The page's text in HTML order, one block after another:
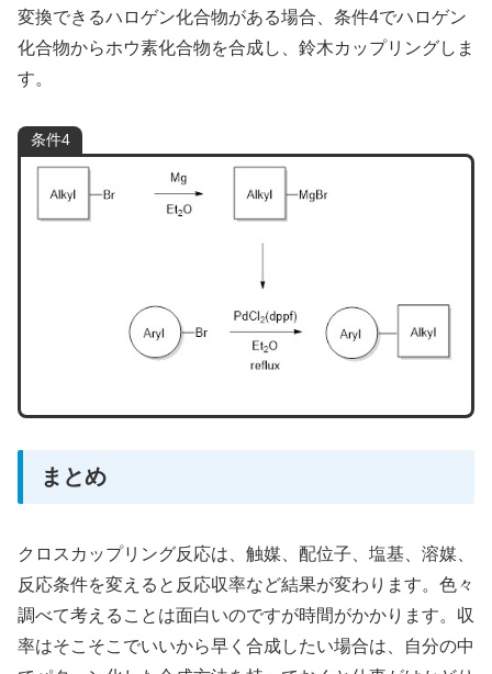
変換できるハロゲン化合物がある場合、条件4でハロゲン
化合物からホウ素化合物を合成し、鈴木カップリングしま
す。
条件4
まとめ
クロスカップリング反応は、触媒、配位子、塩基、溶媒、
反応条件を変えると反応収率など結果が変わります。色々
調べて考えることは面白いのですが時間がかかります。収
率はそこそこでいいから早く合成したい場合は、自分の中